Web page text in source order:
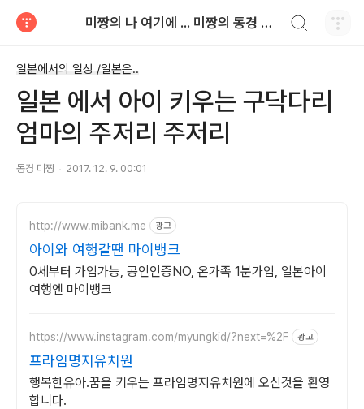
미짱의 나 여기에 ... 미짱의 동경 생활
일본에서의 일상 /일본은..
일본 에서 아이 키우는 구닥다리
엄마의 주저리 주저리
동경 미짱 2017. 12. 9. 00:01
http://www.mibank.me 광고
아이와 여행갈땐 마이뱅크
0세부터 가입가능, 공인인증NO, 온가족 1분가입, 일본아이
여행엔 마이뱅크
https://www.instagram.com/myungkid/?next=%2F 광고
프라임명지유치원
행복한유아.꿈을 키우는 프라임명지유치원에 오신것을 환영
합니다.